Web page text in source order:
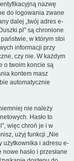
nazwę
do logowania zwane
dalej „twój adres e-
są chronione
w którym stoi
informacji przy
czy nie. W każdym
o twoim koncie są
kontem masz
automatycznie
nie należy
Hasło to
więc chroń je i w
użyj funkcji „Nie
użytkownika i adresu e-
hasło i przesłane